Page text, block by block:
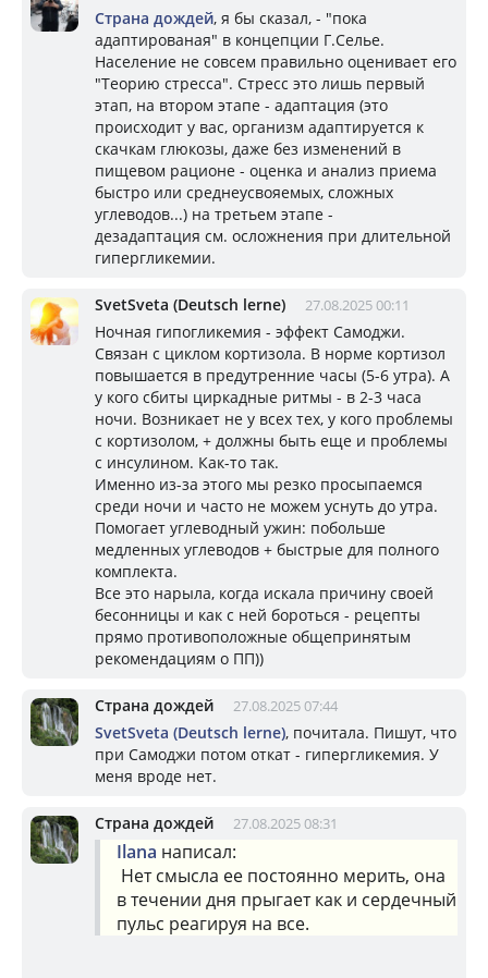
Страна дождей, я бы сказал, - "пока
адаптированая" в концепции Г.Селье.
Население не совсем правильно оценивает его
"Теорию стресса". Стресс это лишь первый
этап, на втором этапе - адаптация (это
происходит у вас, организм адаптируется к
скачкам глюкозы, даже без изменений в
пищевом рационе - оценка и анализ приема
быстро или среднеусвояемых, сложных
углеводов...) на третьем этапе -
дезадаптация см. осложнения при длительной
гипергликемии.
SvetSveta (Deutsch lerne) 27.08.2025 00:11
Ночная гипогликемия - эффект Самоджи.
Связан с циклом кортизола. В норме кортизол
повышается в предутренние часы (5-6 утра). А
у кого сбиты циркадные ритмы - в 2-3 часа
ночи. Возникает не у всех тех, у кого проблемы
с кортизолом, + должны быть еще и проблемы
с инсулином. Как-то так.
Именно из-за этого мы резко просыпаемся
среди ночи и часто не можем уснуть до утра.
Помогает углеводный ужин: побольше
медленных углеводов + быстрые для полного
комплекта.
Все это нарыла, когда искала причину своей
бесонницы и как с ней бороться - рецепты
прямо противоположные общепринятым
рекомендациям о ПП))
Страна дождей 27.08.2025 07:44
SvetSveta (Deutsch lerne), почитала. Пишут, что
при Самоджи потом откат - гипергликемия. У
меня вроде нет.
Страна дождей 27.08.2025 08:31
Ilana написал:
Нет смысла ее постоянно мерить, она
в течении дня прыгает как и сердечный
пульс реагируя на все.